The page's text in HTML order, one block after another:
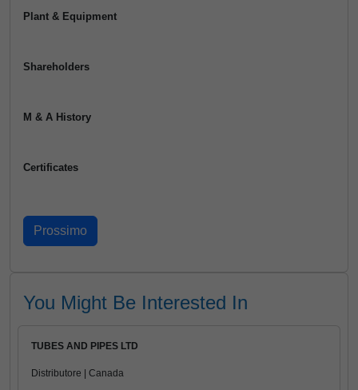
Plant & Equipment
Shareholders
M & A History
Certificates
You Might Be Interested In
TUBES AND PIPES LTD
Distributore | Canada